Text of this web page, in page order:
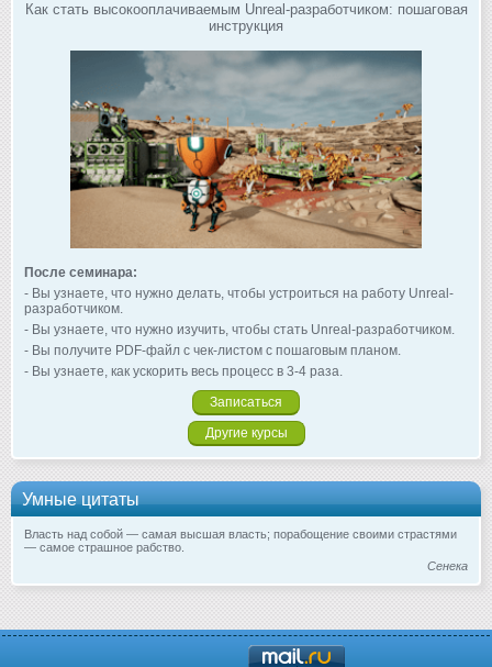
Как стать высокооплачиваемым Unreal-разработчиком: пошаговая
инструкция
После семинара:
- Вы узнаете, что нужно делать, чтобы устроиться на работу Unreal-
разработчиком.
- Вы узнаете, что нужно изучить, чтобы стать Unreal-разработчиком.
- Вы получите PDF-файл с чек-листом с пошаговым планом.
- Вы узнаете, как ускорить весь процесс в 3-4 раза.
Записаться
Другие курсы
Умные цитаты
Власть над собой — самая высшая власть; порабощение своими страстями
— самое страшное рабство.
Сенека